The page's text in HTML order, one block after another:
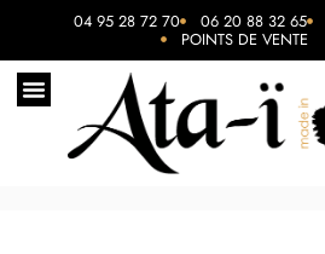
04 95 28 72 70 06 20 88 32 65
POINTS DE VENTE